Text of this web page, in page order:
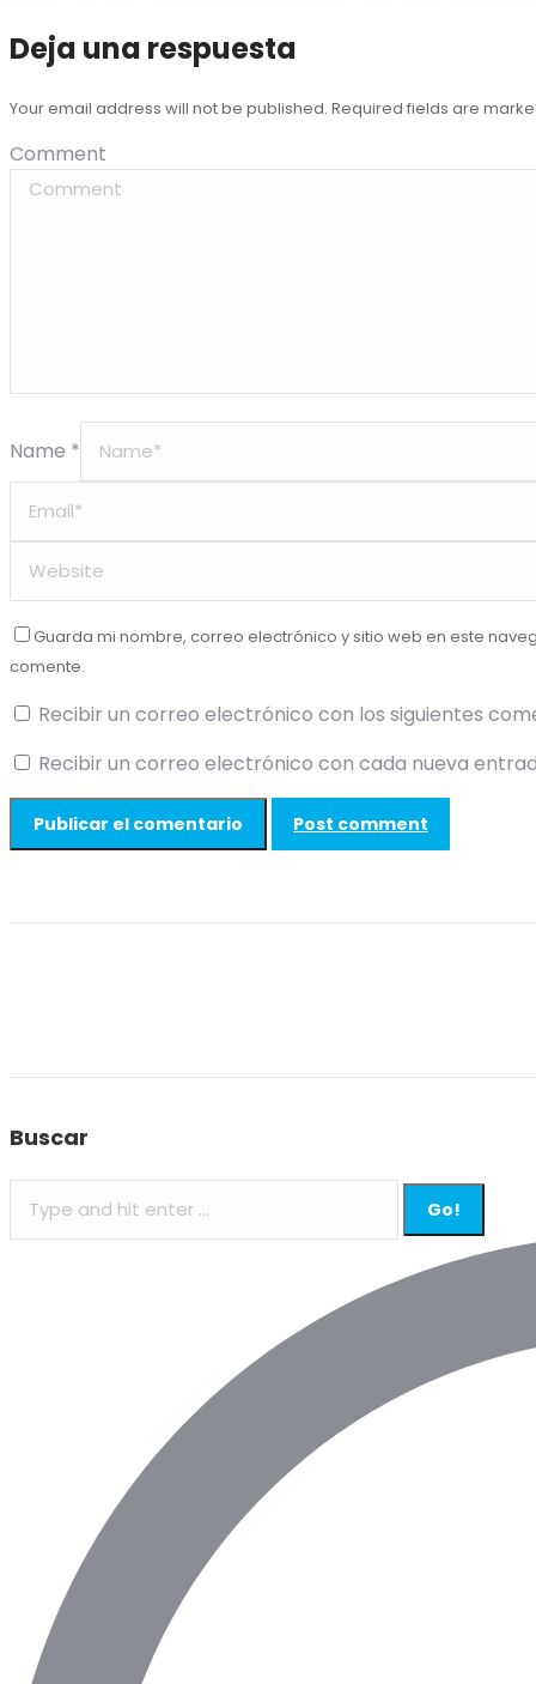
Deja una respuesta
Your email address will not be published. Required fields are
Comment
Name *
Guarda mi nombre, correo electrónico y sitio web en este
comente.
Recibir un correo electrónico con los siguientes
Recibir un correo electrónico con cada nueva
Post comment
Buscar